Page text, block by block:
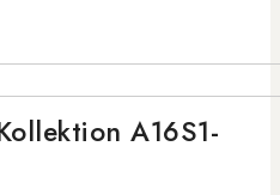
A16S1-